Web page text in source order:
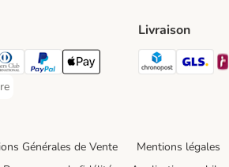
Method
Payment Method
Club Payment Method
Paypal Payment Method
Apple Pay Payment Method
Payment Method
Livraison
Générales de Vente Mentions légales